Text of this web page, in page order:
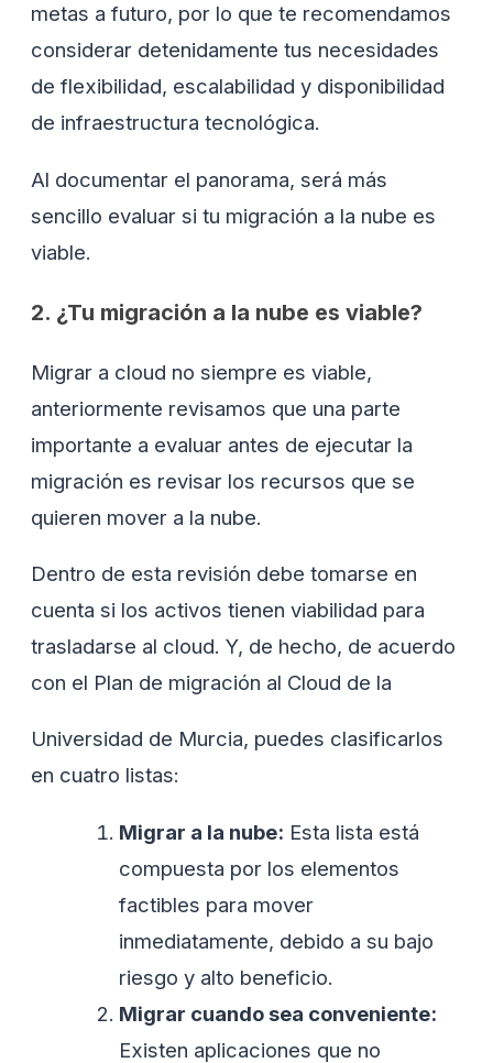
metas a futuro, por lo que te recomendamos
considerar detenidamente tus necesidades
de flexibilidad, escalabilidad y disponibilidad
de infraestructura tecnológica.
Al documentar el panorama, será más
sencillo evaluar si tu migración a la nube es
viable.
2. ¿Tu migración a la nube es viable?
Migrar a cloud no siempre es viable,
anteriormente revisamos que una parte
importante a evaluar antes de ejecutar la
migración es revisar los recursos que se
quieren mover a la nube.
Dentro de esta revisión debe tomarse en
cuenta si los activos tienen viabilidad para
trasladarse al cloud. Y, de hecho, de acuerdo
con el Plan de migración al Cloud de la
Universidad de Murcia, puedes clasificarlos
en cuatro listas:
Migrar a la nube: Esta lista está
compuesta por los elementos
factibles para mover
inmediatamente, debido a su bajo
riesgo y alto beneficio.
Migrar cuando sea conveniente:
Existen aplicaciones que no